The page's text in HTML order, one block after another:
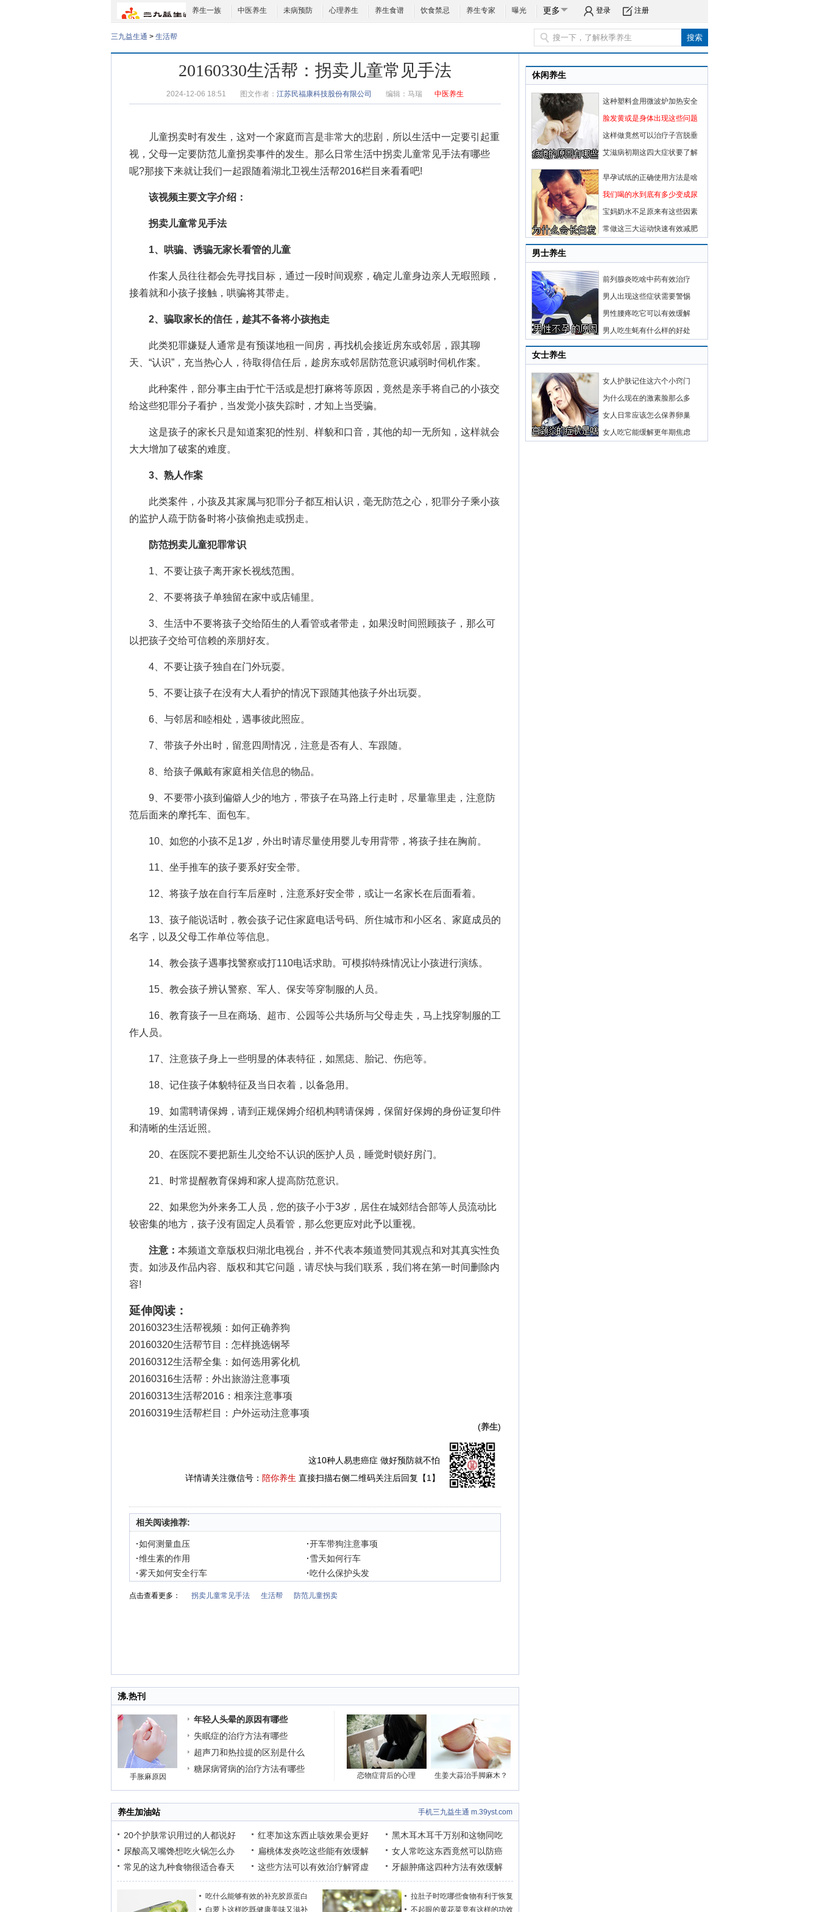
养生一族 中医养生 未病预防 心理养生 养生食谱 饮食禁忌 养生专家 曝光 更多 登录 注册
三九益生通 > 生活帮
20160330生活帮：拐卖儿童常见手法
2024-12-06 18:51 图文作者： 江苏民福康科技股份有限公司 编辑： 马瑞 中医养生
儿童拐卖时有发生，这对一个家庭而言是非常大的悲剧，所以生活中一定要引起重
视，父母一定要防范儿童拐卖事件的发生。那么日常生活中拐卖儿童常见手法有哪些
呢?那接下来就让我们一起跟随着湖北卫视生活帮2016栏目来看看吧!
该视频主要文字介绍：
拐卖儿童常见手法
1、哄骗、诱骗无家长看管的儿童
作案人员往往都会先寻找目标，通过一段时间观察，确定儿童身边亲人无暇照顾，
接着就和小孩子接触，哄骗将其带走。
2、骗取家长的信任，趁其不备将小孩抱走
此类犯罪嫌疑人通常是有预谋地租一间房，再找机会接近房东或邻居，跟其聊
天、“认识”，充当热心人，待取得信任后，趁房东或邻居防范意识减弱时伺机作案。
此种案件，部分事主由于忙干活或是想打麻将等原因，竟然是亲手将自己的小孩交
给这些犯罪分子看护，当发觉小孩失踪时，才知上当受骗。
这是孩子的家长只是知道案犯的性别、样貌和口音，其他的却一无所知，这样就会
大大增加了破案的难度。
3、熟人作案
此类案件，小孩及其家属与犯罪分子都互相认识，毫无防范之心，犯罪分子乘小孩
的监护人疏于防备时将小孩偷抱走或拐走。
防范拐卖儿童犯罪常识
1、不要让孩子离开家长视线范围。
2、不要将孩子单独留在家中或店铺里。
3、生活中不要将孩子交给陌生的人看管或者带走，如果没时间照顾孩子，那么可
以把孩子交给可信赖的亲朋好友。
4、不要让孩子独自在门外玩耍。
5、不要让孩子在没有大人看护的情况下跟随其他孩子外出玩耍。
6、与邻居和睦相处，遇事彼此照应。
7、带孩子外出时，留意四周情况，注意是否有人、车跟随。
8、给孩子佩戴有家庭相关信息的物品。
9、不要带小孩到偏僻人少的地方，带孩子在马路上行走时，尽量靠里走，注意防
范后面来的摩托车、面包车。
10、如您的小孩不足1岁，外出时请尽量使用婴儿专用背带，将孩子挂在胸前。
11、坐手推车的孩子要系好安全带。
12、将孩子放在自行车后座时，注意系好安全带，或让一名家长在后面看着。
13、孩子能说话时，教会孩子记住家庭电话号码、所住城市和小区名、家庭成员的
名字，以及父母工作单位等信息。
14、教会孩子遇事找警察或打110电话求助。可模拟特殊情况让小孩进行演练。
15、教会孩子辨认警察、军人、保安等穿制服的人员。
16、教育孩子一旦在商场、超市、公园等公共场所与父母走失，马上找穿制服的工
作人员。
17、注意孩子身上一些明显的体表特征，如黑痣、胎记、伤疤等。
18、记住孩子体貌特征及当日衣着，以备急用。
19、如需聘请保姆，请到正规保姆介绍机构聘请保姆，保留好保姆的身份证复印件
和清晰的生活近照。
20、在医院不要把新生儿交给不认识的医护人员，睡觉时锁好房门。
21、时常提醒教育保姆和家人提高防范意识。
22、如果您为外来务工人员，您的孩子小于3岁，居住在城郊结合部等人员流动比
较密集的地方，孩子没有固定人员看管，那么您更应对此予以重视。
注意： 本频道文章版权归湖北电视台，并不代表本频道赞同其观点和对其真实性负
责。如涉及作品内容、版权和其它问题，请尽快与我们联系，我们将在第一时间删除内
容!
延伸阅读：
20160323生活帮视频：如何正确养狗
20160320生活帮节目：怎样挑选钢琴
20160312生活帮全集：如何选用雾化机
20160316生活帮：外出旅游注意事项
20160313生活帮2016：相亲注意事项
20160319生活帮栏目：户外运动注意事项
(养生)
这10种人易患癌症 做好预防就不怕
详情请关注微信号： 陪你养生 直接扫描右侧二维码关注后回复【1】
相关阅读推荐:
·如何测量血压 ·开车带狗注意事项
·维生素的作用 ·雪天如何行车
·雾天如何安全行车 ·吃什么保护头发
点击查看更多： 拐卖儿童常见手法 生活帮 防范儿童拐卖
沸.热刊
手胀麻原因
年轻人头晕的原因有哪些
失眠症的治疗方法有哪些
超声刀和热拉提的区别是什么
糖尿病肾病的治疗方法有哪些
恋物症背后的心理 生姜大蒜治手脚麻木？
养生加油站 手机三九益生通 m.39yst.com
20个护肤常识用过的人都说好
尿酸高又嘴馋想吃火锅怎么办
常见的这九种食物很适合春天
红枣加这东西止咳效果会更好
扁桃体发炎吃这些能有效缓解
这些方法可以有效治疗解肾虚
黑木耳木耳千万别和这物同吃
女人常吃这东西竟然可以防癌
牙龈肿痛这四种方法有效缓解
吃什么能够有效的补充胶原蛋白
白萝卜这样吃既健康美味又滋补
拉肚子时吃哪些食物有利于恢复
不起眼的黄花菜竟有这样的功效
休闲养生
这种塑料盒用微波炉加热安全
脸发黄或是身体出现这些问题
这样做竟然可以治疗子宫脱垂
艾滋病初期这四大症状要了解
早孕试纸的正确使用方法是啥
我们喝的水到底有多少变成尿
宝妈奶水不足原来有这些因素
常做这三大运动快速有效减肥
男士养生
前列腺炎吃啥中药有效治疗
男人出现这些症状需要警惕
男性腰疼吃它可以有效缓解
男人吃生蚝有什么样的好处
女士养生
女人护肤记住这六个小窍门
为什么现在的激素脸那么多
女人日常应该怎么保养卵巢
女人吃它能缓解更年期焦虑